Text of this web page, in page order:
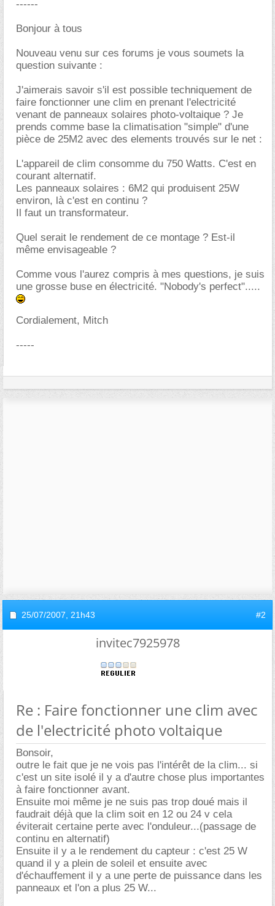
------
Bonjour à tous
Nouveau venu sur ces forums je vous soumets la
question suivante :
J'aimerais savoir s'il est possible techniquement de
faire fonctionner une clim en prenant l'electricité
venant de panneaux solaires photo-voltaique ? Je
prends comme base la climatisation "simple" d'une
pièce de 25M2 avec des elements trouvés sur le net :
L'appareil de clim consomme du 750 Watts. C'est en
courant alternatif.
Les panneaux solaires : 6M2 qui produisent 25W
environ, là c'est en continu ?
Il faut un transformateur.
Quel serait le rendement de ce montage ? Est-il
même envisageable ?
Comme vous l'aurez compris à mes questions, je suis
une grosse buse en électricité. "Nobody's perfect".....
Cordialement, Mitch
-----
25/07/2007, 21h43 #2
invitec7925978
Re : Faire fonctionner une clim avec
de l'electricité photo voltaique
Bonsoir,
outre le fait que je ne vois pas l'intérêt de la clim... si
c'est un site isolé il y a d'autre chose plus importantes
à faire fonctionner avant.
Ensuite moi même je ne suis pas trop doué mais il
faudrait déjà que la clim soit en 12 ou 24 v cela
éviterait certaine perte avec l'onduleur...(passage de
continu en alternatif)
Ensuite il y a le rendement du capteur : c'est 25 W
quand il y a plein de soleil et ensuite avec
d'échauffement il y a une perte de puissance dans les
panneaux et l'on a plus 25 W...